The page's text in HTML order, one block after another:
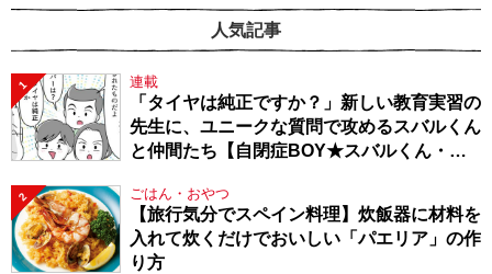
人気記事
1 連載
「タイヤは純正ですか？」新しい教育実習の
先生に、ユニークな質問で攻めるスバルくん
と仲間たち【自閉症BOY★スバルくん・
2 ごはん・おやつ
【旅行気分でスペイン料理】炊飯器に材料を
入れて炊くだけでおいしい「パエリア」の作
り方